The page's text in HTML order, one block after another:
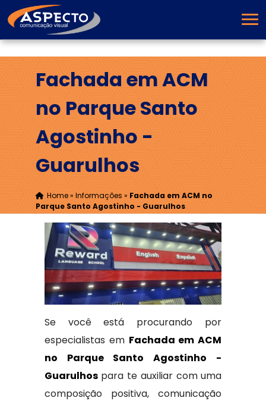
Fachada em ACM
no Parque Santo
Agostinho -
Guarulhos
Home» Informações » Fachada em ACM no
Parque Santo Agostinho - Guarulhos
Se você está procurando por
especialistas em Fachada em ACM
no Parque Santo Agostinho -
Guarulhospara te auxiliar com uma
composição positiva, comunicação